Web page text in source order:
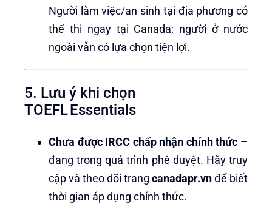
Người làm việc/an sinh tại địa phương có
thể thi ngay tại Canada; người ở nước
ngoài vẫn có lựa chọn tiện lợi.
5. Lưu ý khi chọn
TOEFL Essentials
Chưa được IRCC chấp nhận chính thức –
đang trong quá trình phê duyệt. Hãy truy
cập và theo dõi trang canadapr.vnđể biết
thời gian áp dụng chính thức.